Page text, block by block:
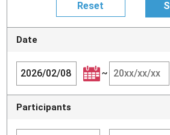
Date
~
Participants